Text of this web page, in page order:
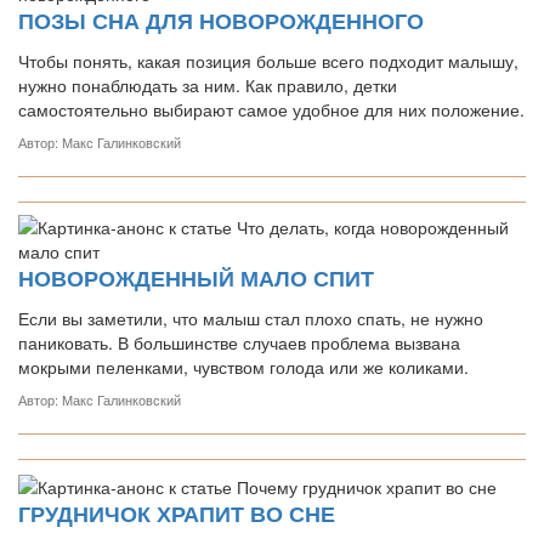
ПОЗЫ СНА ДЛЯ НОВОРОЖДЕННОГО
Чтобы понять, какая позиция больше всего подходит малышу,
нужно понаблюдать за ним. Как правило, детки
самостоятельно выбирают самое удобное для них положение.
Автор: Макс Галинковский
НОВОРОЖДЕННЫЙ МАЛО СПИТ
Если вы заметили, что малыш стал плохо спать, не нужно
паниковать. В большинстве случаев проблема вызвана
мокрыми пеленками, чувством голода или же коликами.
Автор: Макс Галинковский
ГРУДНИЧОК ХРАПИТ ВО СНЕ